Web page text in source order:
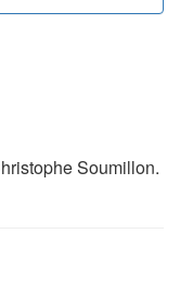
Soumillon.